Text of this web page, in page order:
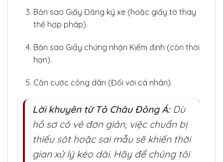
Bản sao Giấy Đăng ký xe (hoặc giấy tờ thay
thế hợp pháp).
Bản sao Giấy chứng nhận Kiểm định (còn thời
hạn).
Căn cước công dân (Đối với cá nhân).
Lời khuyên từ Tô Châu Đông Á:Dù
hồ sơ có vẻ đơn giản, việc chuẩn bị
thiếu sót hoặc sai mẫu sẽ khiến thời
gian xử lý kéo dài. Hãy để chúng tôi